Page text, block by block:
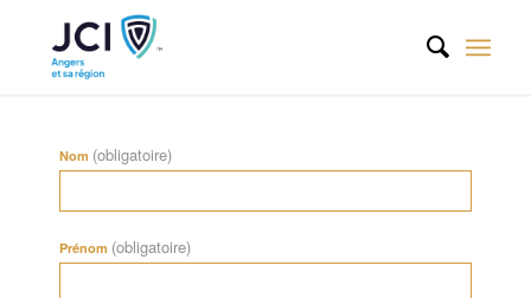
Nom (obligatoire)
Prénom (obligatoire)